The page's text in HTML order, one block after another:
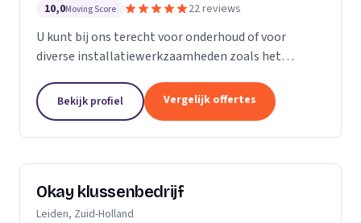
10,0Moving Score 22 reviews
U kunt bij ons terecht voor onderhoud of voor
diverse installatiewerkzaamheden zoals het
vloerverwarming, radiatoren, convectoren,
leidingwerk, geisers,...
Bekijk profiel Vergelijk offertes
Okay klussenbedrijf
Leiden, Zuid-Holland